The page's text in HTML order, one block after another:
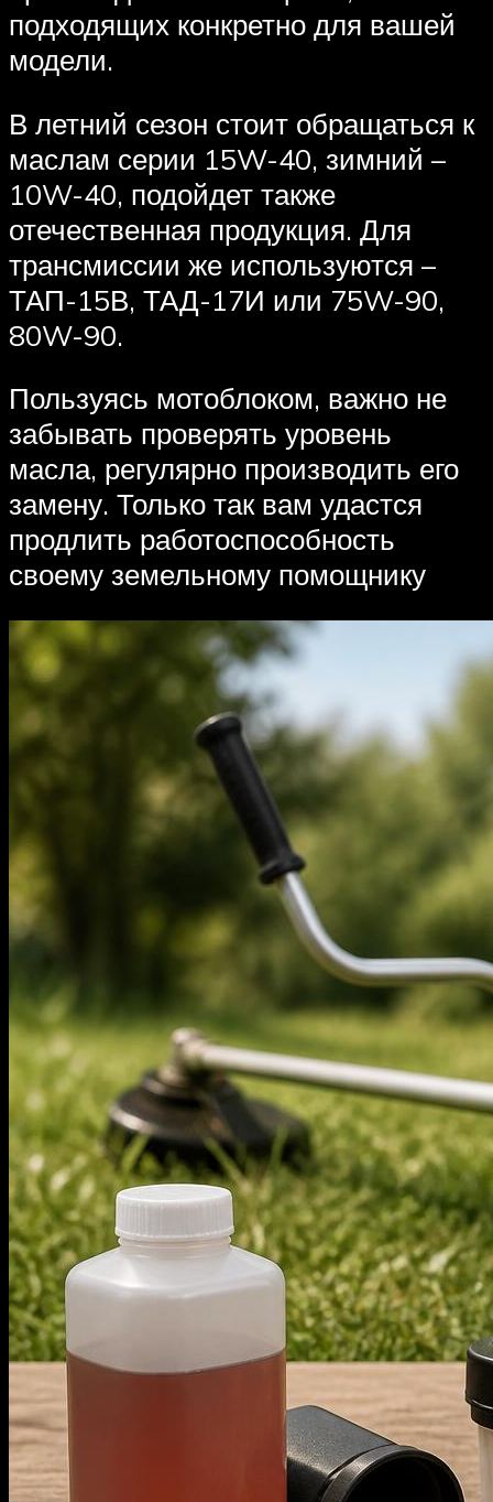
подходящих конкретно для вашей
модели.
В летний сезон стоит обращаться к
маслам серии 15W-40, зимний –
10W-40, подойдет также
отечественная продукция. Для
трансмиссии же используются –
ТАП-15В, ТАД-17И или 75W-90,
80W-90.
Пользуясь мотоблоком, важно не
забывать проверять уровень
масла, регулярно производить его
замену. Только так вам удастся
продлить работоспособность
своему земельному помощнику